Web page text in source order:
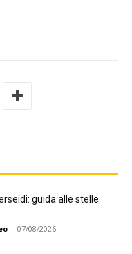
guida alle stelle
- 07/08/2026